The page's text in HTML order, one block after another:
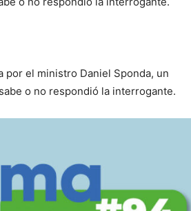
por el ministro Daniel Sponda, un
o no respondió la interrogante.